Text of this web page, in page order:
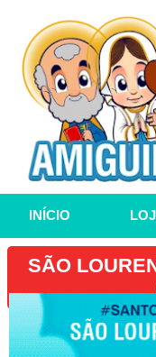
INÍCIO
SÃO